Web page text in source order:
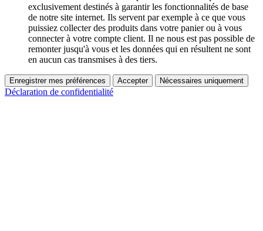
exclusivement destinés à garantir les fonctionnalités de base
de notre site internet. Ils servent par exemple à ce que vous
puissiez collecter des produits dans votre panier ou à vous
connecter à votre compte client. Il ne nous est pas possible de
remonter jusqu'à vous et les données qui en résultent ne sont
en aucun cas transmises à des tiers.
Enregistrer mes préférences Accepter Nécessaires uniquement
Déclaration de confidentialité